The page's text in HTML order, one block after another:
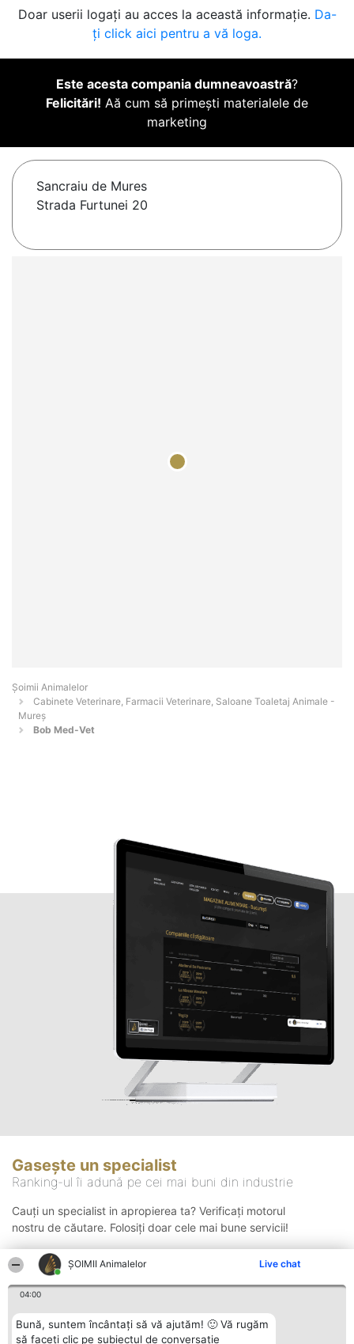
ŞOIMII Animalelor Live chat
04:00
Bună, suntem încântați să vă ajutăm! 🙂 Vă rugăm
să faceți clic pe subiectul de conversație
Doar userii logați au acces la această informație. Da-
ți click aici pentru a vă loga.
Este acesta compania dumneavoastră?
Felicitări! Aă cum să primești materialele de
marketing
Sancraiu de Mures
Strada Furtunei 20
Şoimii Animalelor
Cabinete Veterinare, Farmacii Veterinare, Saloane Toaletaj Animale -
Mureş
Bob Med-Vet
Gasește un specialist
Ranking-ul îi adună pe cei mai buni din industrie
Cauți un specialist in apropierea ta? Verificați motorul
nostru de căutare. Folosiți doar cele mai bune servicii!